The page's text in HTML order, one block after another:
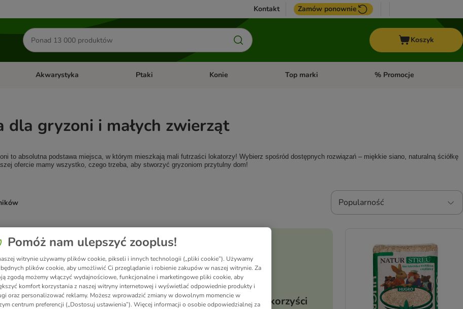
Kontakt Zamów ponownie
Szukaj
produktów
Koszyk
Otwórz menu kategorii: Małe zwierzęta
Akwarystyka Otwórz menu kategorii: Akwarystyka
Ptaki Otwórz menu kategorii: Ptaki
Konie Otwórz menu kategorii: Konie
Top marki Otwórz menu kategorii: Top
% Promocje
dla gryzoni i małych zwierząt
to absolutna podstawa miejsca, w którym mieszkają mali futrzaści lokatorzy! Wybierz spośród dostępnych rozwiązań – miękkie siano, naturalną ściółkę
ofercie mamy wszystko, czego trzeba, aby stworzyć gryzoniom przytulny dom!
Popularność
been changed
zooplus poleca
Twoje korzyści
Pomóż nam ulepszyć zooplus!
witrynie używamy plików cookie, pikseli i innych technologii („pliki cookie”). Używamy
plików cookie, aby umożliwić Ci przeglądanie i robienie zakupów w naszej witrynie. Za
zgodą możemy włączyć wydajnościowe, funkcjonalne i marketingowe pliki cookie, aby
komfort korzystania z naszej witryny internetowej i wyświetlać odpowiednie produkty i
oraz personalizować reklamy. Możesz wprowadzić zmiany w dowolnym momencie w
centrum preferencji („Dostosuj ustawienia”). Więcej informacji o osobie odpowiedzialnej za